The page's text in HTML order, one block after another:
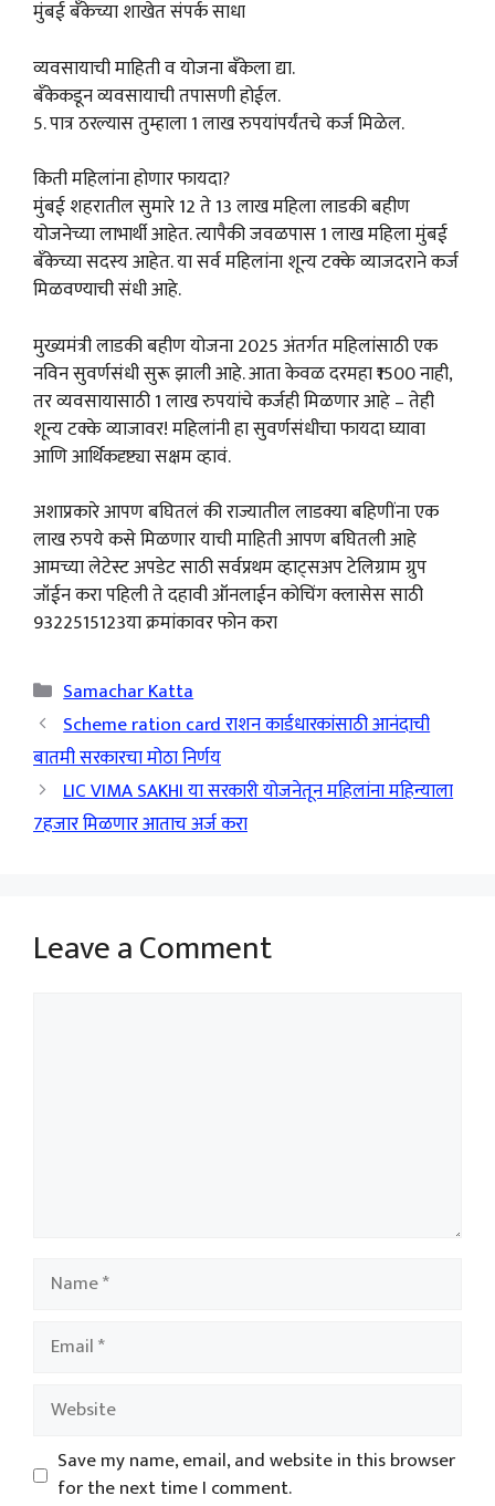
मुंबई बँकेच्या शाखेत संपर्क साधा
व्यवसायाची माहिती व योजना बँकेला द्या.
बँकेकडून व्यवसायाची तपासणी होईल.
5. पात्र ठरल्यास तुम्हाला 1 लाख रुपयांपर्यंतचे कर्ज मिळेल.
किती महिलांना होणार फायदा?
मुंबई शहरातील सुमारे 12 ते 13 लाख महिला लाडकी बहीण
योजनेच्या लाभार्थी आहेत. त्यापैकी जवळपास 1 लाख महिला मुंबई
बँकेच्या सदस्य आहेत. या सर्व महिलांना शून्य टक्के व्याजदराने कर्ज
मिळवण्याची संधी आहे.
मुख्यमंत्री लाडकी बहीण योजना 2025 अंतर्गत महिलांसाठी एक
नविन सुवर्णसंधी सुरू झाली आहे. आता केवळ दरमहा ₹1500 नाही,
तर व्यवसायासाठी 1 लाख रुपयांचे कर्जही मिळणार आहे – तेही
शून्य टक्के व्याजावर! महिलांनी हा सुवर्णसंधीचा फायदा घ्यावा
आणि आर्थिकदृष्ट्या सक्षम व्हावं.
अशाप्रकारे आपण बघितलं की राज्यातील लाडक्या बहिणींना एक
लाख रुपये कसे मिळणार याची माहिती आपण बघितली आहे
आमच्या लेटेस्ट अपडेट साठी सर्वप्रथम व्हाट्सअप टेलिग्राम ग्रुप
जॉईन करा पहिली ते दहावी ऑनलाईन कोचिंग क्लासेस साठी
9322515123या क्रमांकावर फोन करा
Categories
Samachar Katta
Scheme ration card राशन कार्डधारकांसाठी आनंदाची
बातमी सरकारचा मोठा निर्णय
LIC VIMA SAKHI या सरकारी योजनेतून महिलांना महिन्याला
7हजार मिळणार आताच अर्ज करा
Leave a Comment
Name
Email
Website
Save my name, email, and website in this browser
for the next time I comment.